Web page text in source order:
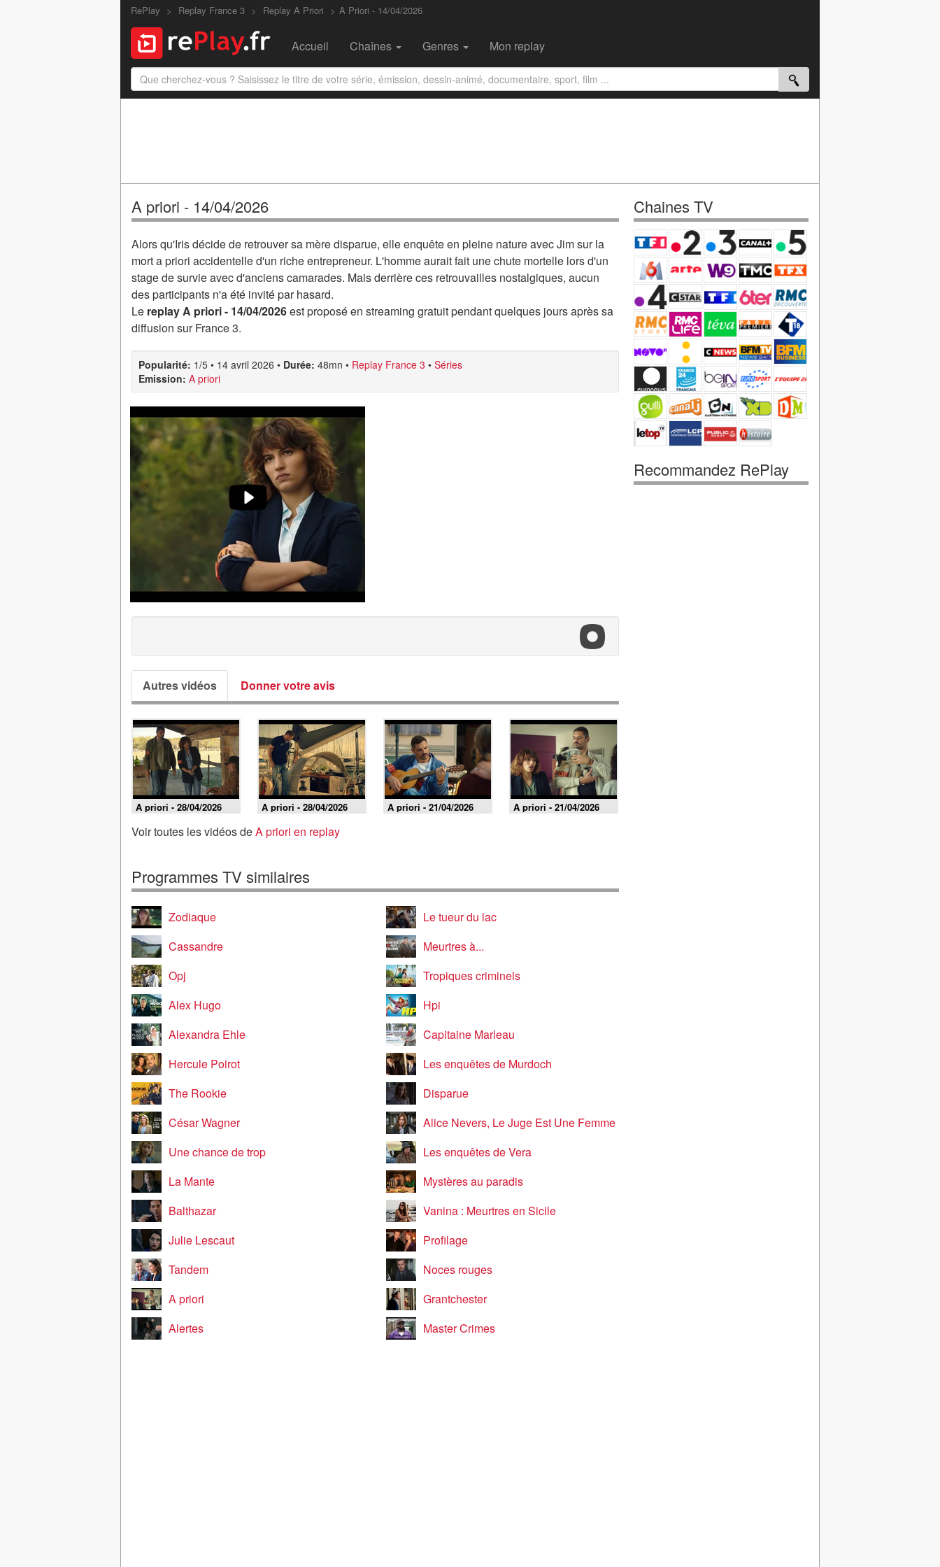
RePlay Replay France 3 Replay A Priori A Priori - 14/04/2026
Accueil Chaînes Genres Mon replay
A priori - 14/04/2026
Alors qu'Iris décide de retrouver sa mère disparue, elle enquête en pleine nature avec Jim sur la
mort a priori accidentelle d'un riche entrepreneur. L'homme aurait fait une chute mortelle lors d'un
stage de survie avec d'anciens camarades. Mais derrière ces retrouvailles nostalgiques, aucun
des participants n'a été invité par hasard.
Le replay A priori - 14/04/2026est proposé en streaming gratuit pendant quelques jours après sa
diffusion sur France 3.
Popularité: 1/5 • 14 avril 2026 • Durée: 48mn • Replay France 3 • Séries
Emission: A priori
Autres vidéos Donner votre avis
A priori - 28/04/2026 A priori - 28/04/2026 A priori - 21/04/2026 A priori - 21/04/2026
Voir toutes les vidéos deA priori en replay
Programmes TV similaires
Zodiaque
Le tueur du lac
Cassandre
Meurtres à...
Opj
Tropiques criminels
Alex Hugo
Hpi
Alexandra Ehle
Capitaine Marleau
Hercule Poirot
Les enquêtes de Murdoch
The Rookie
Disparue
César Wagner
Alice Nevers, Le Juge Est Une Femme
Une chance de trop
Les enquêtes de Vera
La Mante
Mystères au paradis
Balthazar
Vanina : Meurtres en Sicile
Julie Lescaut
Profilage
Tandem
Noces rouges
A priori
Grantchester
Alertes
Master Crimes
Chaines TV
Recommandez RePlay